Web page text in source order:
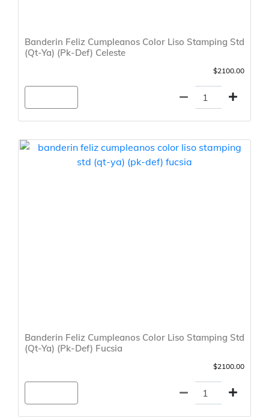
Banderin Feliz Cumpleanos Color Liso Stamping Std
(Qt-Ya) (Pk-Def) Celeste
$2100.00
Banderin Feliz Cumpleanos Color Liso Stamping Std
(Qt-Ya) (Pk-Def) Fucsia
$2100.00